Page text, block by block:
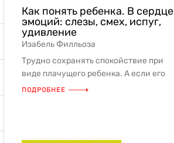
Как понять ребенка. В сердце
эмоций: слезы, смех, испуг,
удивление
Изабель Филльоза
Трудно сохранять спокойствие при
виде плачущего ребенка. А если его
плач переходит в истерику? Что, ...
ПОДРОБНЕЕ